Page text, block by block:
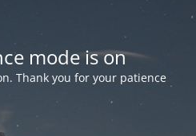
mode is on
Thank you for your patience!